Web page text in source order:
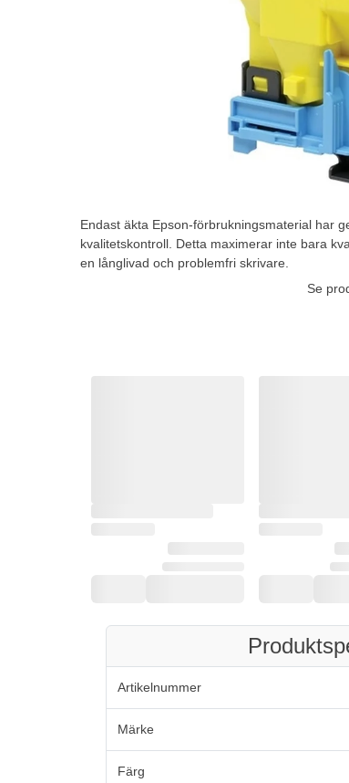
Endast äkta Epson-förbrukningsmaterial har
kvalitetskontroll. Detta maximerar inte bara
en långlivad och problemfri skrivare.
Se
Artikelnummer
Märke
Färg